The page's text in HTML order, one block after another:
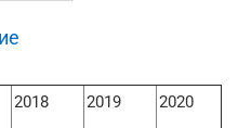
2018 2019 2020